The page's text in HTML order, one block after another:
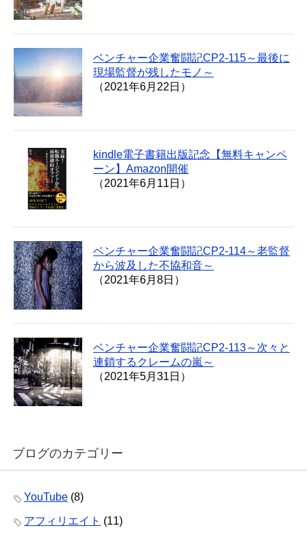
ベンチャー企業奮闘記CP2-115～最後に
現場監督が残したモノ～
（2021年6月22日）
kindle電子書籍出版記念【無料キャンペ
ーン】Amazon開催
（2021年6月11日）
ベンチャー企業奮闘記CP2-114～老監督
から波及した不協和音～
（2021年6月8日）
ベンチャー企業奮闘記CP2-113～次々と
連鎖するクレームの嵐～
（2021年5月31日）
ブログのカテゴリー
YouTube (8)
アフィリエイト (11)